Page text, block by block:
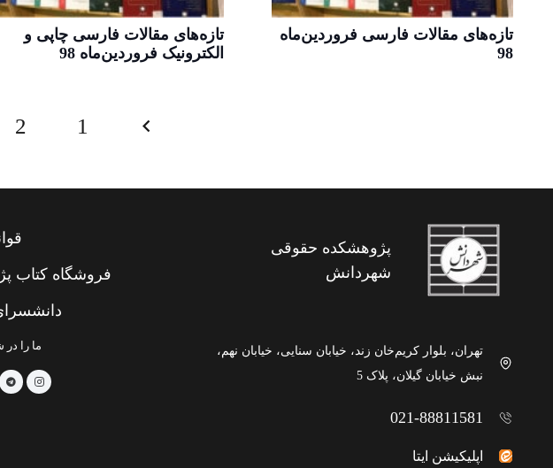
تازه‌های مقالات فارسی فروردین‌‌ماه
98
تازه‌های مقالات فارسی چاپی و
الکترونیک فروردین‌ماه 98
1
2
پژوهشکده حقوقی
شهردانش
تهران، بلوار کریم‌خان زند، خیابان سنایی، خیابان نهم،
نبش خیابان گیلان، پلاک 5
021-88811581
اپلیکیشن ایتا
فروشگاه کتاب
ما را در